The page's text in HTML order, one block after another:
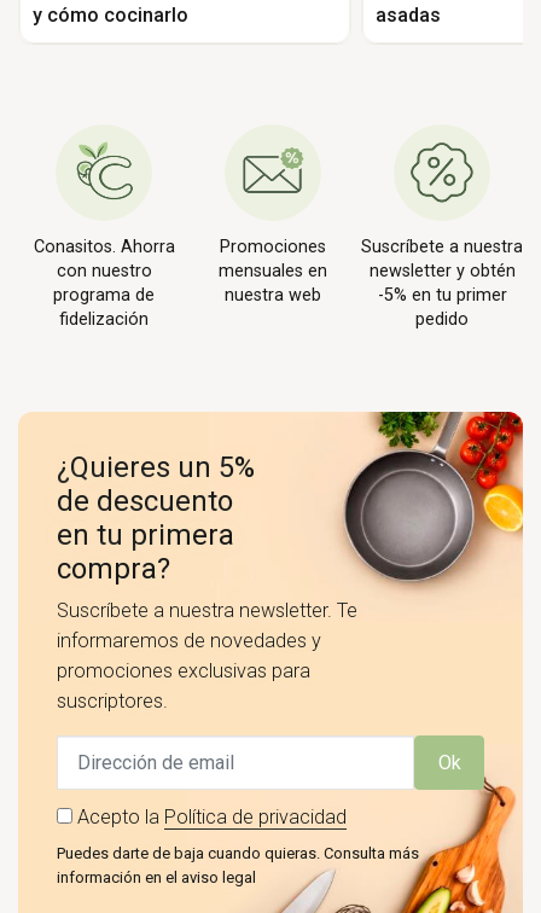
y cómo cocinarlo
asadas
Conasitos. Ahorra
con nuestro
programa de
fidelización
Promociones
mensuales en
nuestra web
Suscríbete a nuestra
newsletter y obtén
-5% en tu primer
pedido
¿Quieres un 5%
de descuento
en tu primera
compra?
Suscríbete a nuestra newsletter. Te
informaremos de novedades y
promociones exclusivas para
suscriptores.
Ok
Acepto la Política de privacidad
Puedes darte de baja cuando quieras. Consulta más
información en el aviso legal